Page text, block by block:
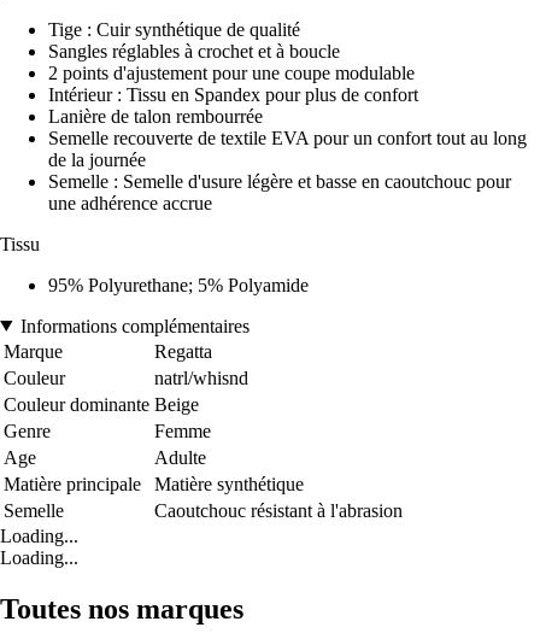
Tige : Cuir synthétique de qualité
Sangles réglables à crochet et à boucle
2 points d'ajustement pour une coupe modulable
Intérieur : Tissu en Spandex pour plus de confort
Lanière de talon rembourrée
Semelle recouverte de textile EVA pour un confort tout au long
de la journée
Semelle : Semelle d'usure légère et basse en caoutchouc pour
une adhérence accrue
Tissu
95% Polyurethane; 5% Polyamide
Informations complémentaires
Marque
Regatta
Couleur
natrl/whisnd
Couleur dominante Beige
Genre
Femme
Age
Adulte
Matière principale
Matière synthétique
Semelle
Caoutchouc résistant à l'abrasion
Loading...
Loading...
Toutes nos marques